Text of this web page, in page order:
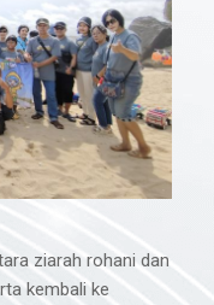
ziarah rohani dan
kembali ke